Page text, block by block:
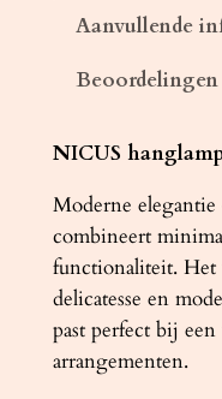
U
1
w
i
t
a
a
Aanvullende
Beoordelingen
NICUS
Moderne
combineert
functionaliteit.
delicatesse en
past perfect bij
arrangementen.